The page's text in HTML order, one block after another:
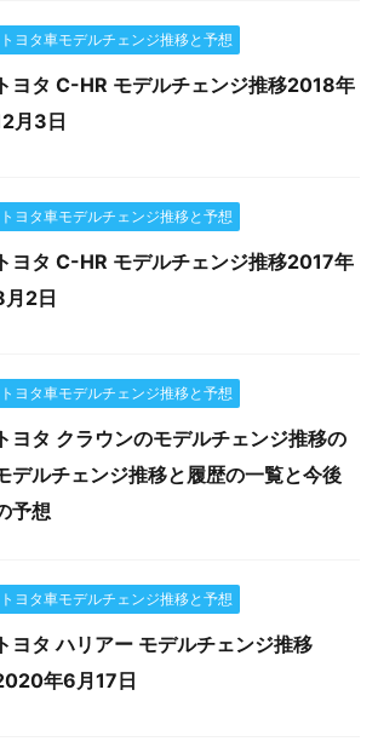
トヨタ車モデルチェンジ推移と予想
トヨタ C-HR モデルチェンジ推移2018年
月3日
トヨタ車モデルチェンジ推移と予想
トヨタ C-HR モデルチェンジ推移2017年
2日
トヨタ車モデルチェンジ推移と予想
トヨタ クラウンのモデルチェンジ推移の
デルチェンジ推移と履歴の一覧と今後
予想
トヨタ車モデルチェンジ推移と予想
トヨタ ハリアー モデルチェンジ推移
年6月17日